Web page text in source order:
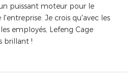
puissant moteur pour le
Je crois qu'avec les
employés, Lefeng Cage
brillant !